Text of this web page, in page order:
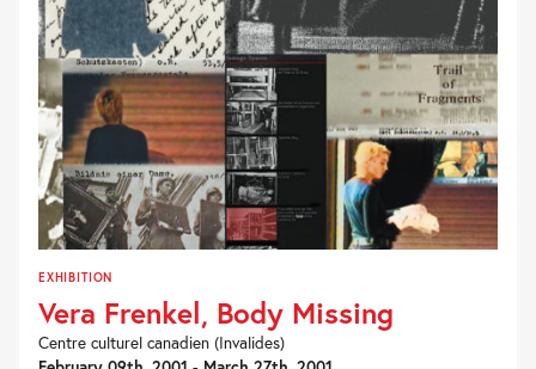
EXHIBITION
Vera Frenkel, Body Missing
Centre culturel canadien (Invalides)